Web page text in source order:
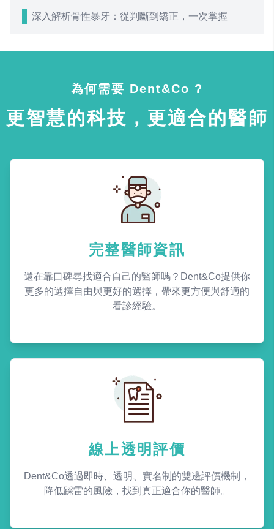
深入解析骨性暴牙：從判斷到矯正，一次掌握
為何需要 Dent&Co ?
更智慧的科技，更適合的醫師
完整醫師資訊
還在靠口碑尋找適合自己的醫師嗎？Dent&Co提供你
更多的選擇自由與更好的選擇，帶來更方便與舒適的
看診經驗。
線上透明評價
Dent&Co透過即時、透明、實名制的雙邊評價機制，
降低踩雷的風險，找到真正適合你的醫師。